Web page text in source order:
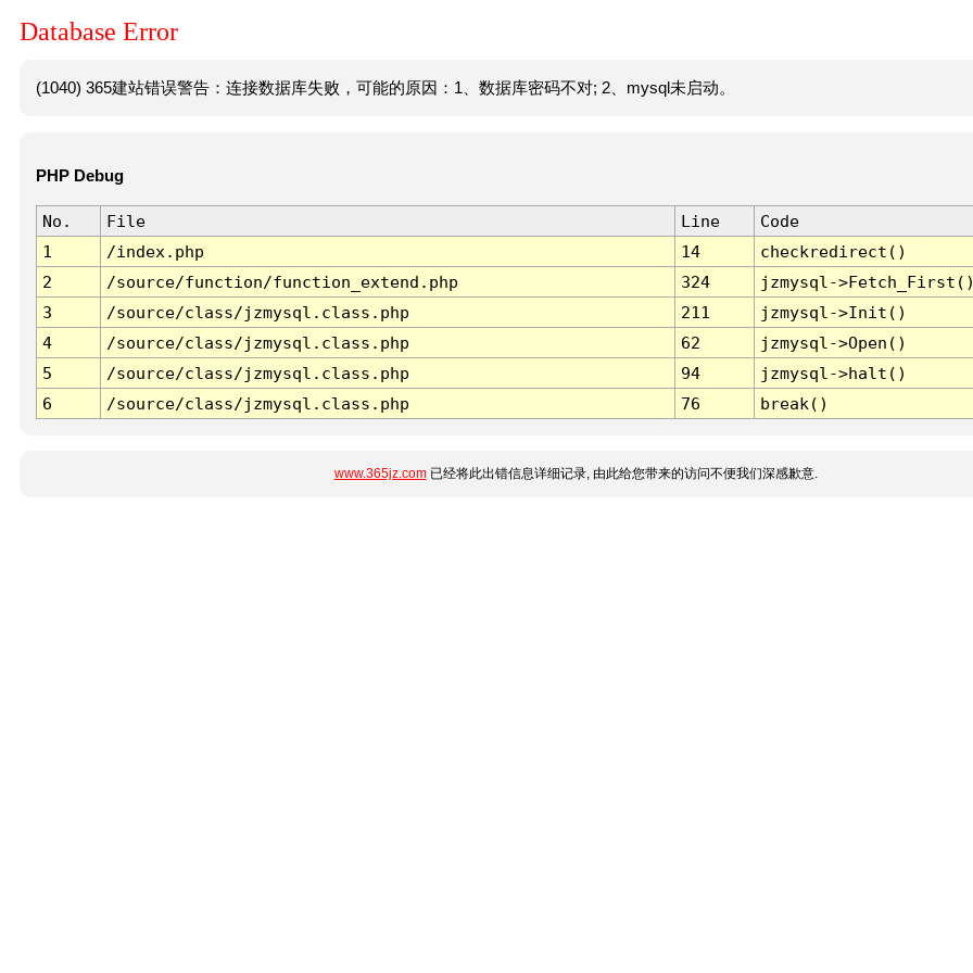
Database Error
(1040) 365建站错误警告：连接数据库失败，可能的原因：1、数据库密码不对; 2、mysql未启动。
PHP Debug
No. File Line
Code
1
/index.php 14
checkredirect()
2
/source/function/function_extend.php 324
jzmysql-
3
/source/class/jzmysql.class.php 211
jzmysql->Init()
4
/source/class/jzmysql.class.php 62
jzmysql->Open()
5
/source/class/jzmysql.class.php 94
jzmysql->halt()
6
/source/class/jzmysql.class.php 76 break()
www.365jz.com已经将此出错信息详细记录, 由此给您带来的访问不便我们深感歉意.